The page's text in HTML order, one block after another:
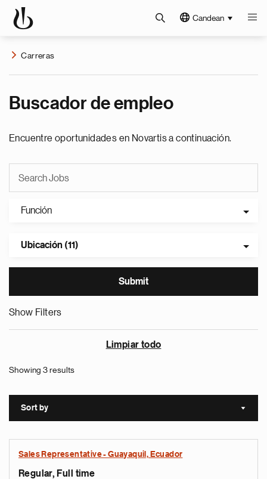
Candean
Carreras
Buscador de empleo
Encuentre oportunidades en Novartis a continuación.
Función
Ubicación (11)
Show Filters
Limpiar todo
Showing 3 results
Sort by Sort
Sales Representative - Guayaquil, Ecuador
Regular, Full time